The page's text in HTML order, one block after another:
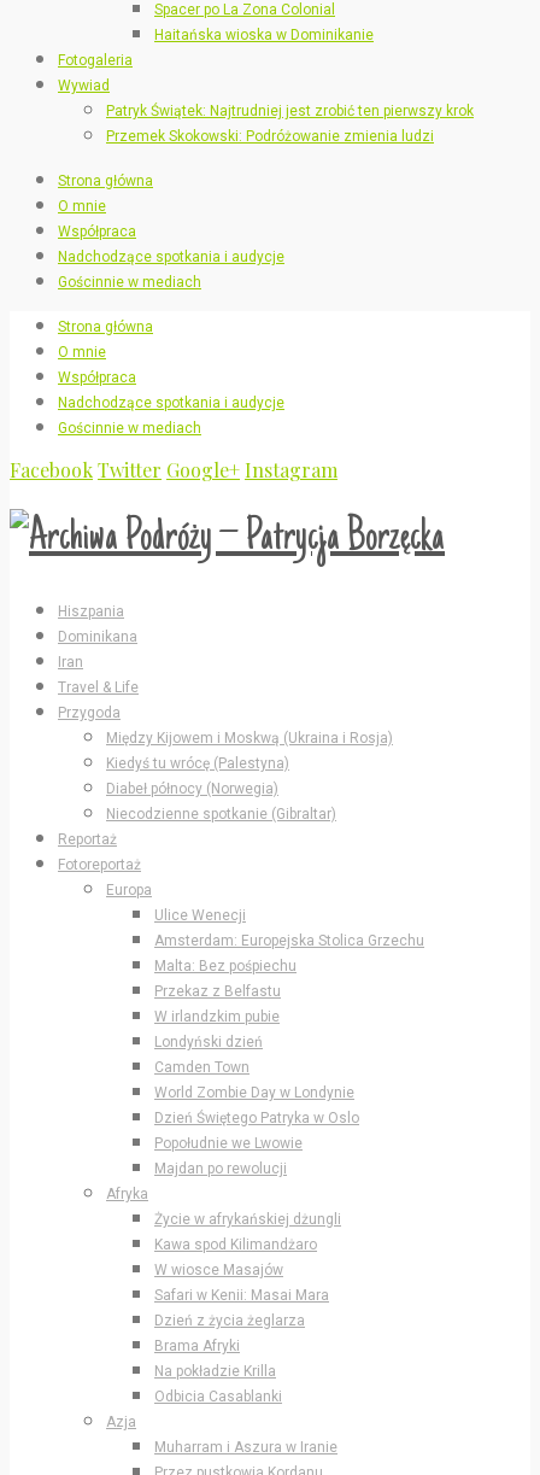
Spacer po La Zona Colonial
Haitańska wioska w Dominikanie
Fotogaleria
Wywiad
Patryk Świątek: Najtrudniej jest zrobić ten pierwszy krok
Przemek Skokowski: Podróżowanie zmienia ludzi
Strona główna
O mnie
Współpraca
Nadchodzące spotkania i audycje
Gościnnie w mediach
Strona główna
O mnie
Współpraca
Nadchodzące spotkania i audycje
Gościnnie w mediach
FacebookTwitter Google+Instagram
Hiszpania
Dominikana
Iran
Travel & Life
Przygoda
Między Kijowem i Moskwą (Ukraina i Rosja)
Kiedyś tu wrócę (Palestyna)
Diabeł północy (Norwegia)
Niecodzienne spotkanie (Gibraltar)
Reportaż
Fotoreportaż
Europa
Ulice Wenecji
Amsterdam: Europejska Stolica Grzechu
Malta: Bez pośpiechu
Przekaz z Belfastu
W irlandzkim pubie
Londyński dzień
Camden Town
World Zombie Day w Londynie
Dzień Świętego Patryka w Oslo
Popołudnie we Lwowie
Majdan po rewolucji
Afryka
Życie w afrykańskiej dżungli
Kawa spod Kilimandżaro
W wiosce Masajów
Safari w Kenii: Masai Mara
Dzień z życia żeglarza
Brama Afryki
Na pokładzie Krilla
Odbicia Casablanki
Azja
Muharram i Aszura w Iranie